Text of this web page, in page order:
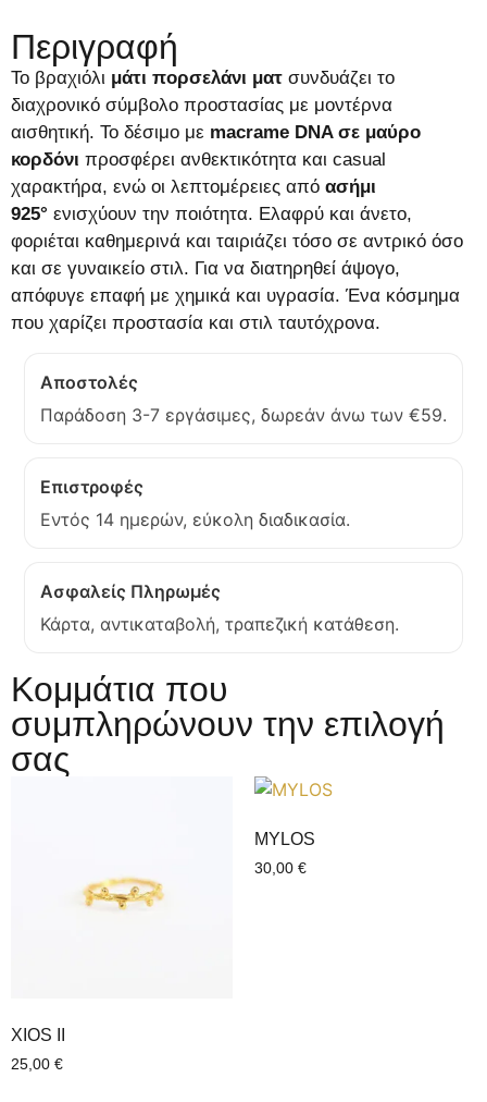
Περιγραφή
Το βραχιόλι μάτι πορσελάνι ματ συνδυάζει το
διαχρονικό σύμβολο προστασίας με μοντέρνα
αισθητική. Το δέσιμο με macrame DNAσε μαύρο
κορδόνι προσφέρει ανθεκτικότητα και casual
χαρακτήρα, ενώ οι λεπτομέρειες από ασήμι
925° ενισχύουν την ποιότητα. Ελαφρύ και άνετο,
φοριέται καθημερινά και ταιριάζει τόσο σε αντρικό όσο
και σε γυναικείο στιλ. Για να διατηρηθεί άψογο,
απόφυγε επαφή με χημικά και υγρασία. Ένα κόσμημα
που χαρίζει προστασία και στιλ ταυτόχρονα.
Αποστολές
Παράδοση 3-7 εργάσιμες, δωρεάν άνω των €59.
Επιστροφές
Εντός 14 ημερών, εύκολη διαδικασία.
Ασφαλείς Πληρωμές
Κάρτα, αντικαταβολή, τραπεζική κατάθεση.
Κομμάτια που
συμπληρώνουν την επιλογή
σας
XIOS II
25,00 €
MYLOS
30,00 €